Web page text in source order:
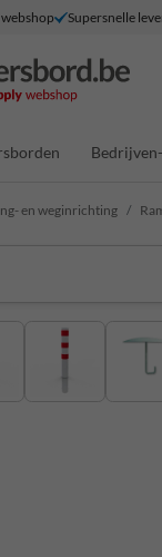
Supersnelle
en weginrichting